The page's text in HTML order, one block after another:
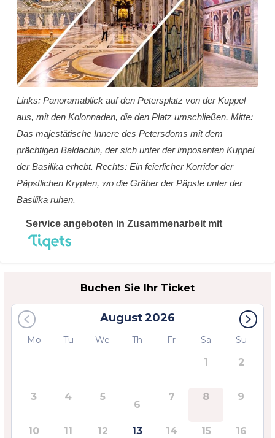
Links: Panoramablick auf den Petersplatz von der Kuppel
aus, mit den Kolonnaden, die den Platz umschließen. Mitte:
Das majestätische Innere des Petersdoms mit dem
prächtigen Baldachin, der sich unter der imposanten Kuppel
der Basilika erhebt. Rechts: Ein feierlicher Korridor der
Päpstlichen Krypten, wo die Gräber der Päpste unter der
Basilika ruhen.
Service angeboten in Zusammenarbeit mit
Buchen Sie Ihr Ticket
August2026
Mo Tu We Th Fr Sa Su
1 2
3 4 5
6
7 8 9
10 11 12 13 14 15 16